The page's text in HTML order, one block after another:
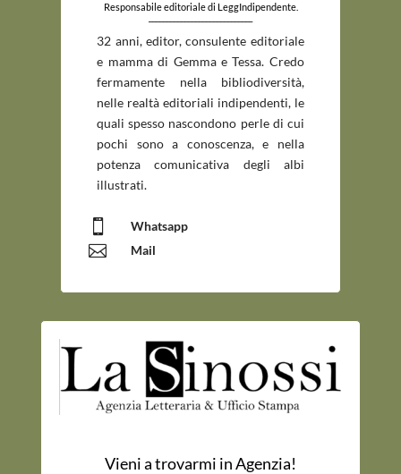
Responsabile editoriale di LeggIndipendente.
32 anni, editor, consulente editoriale
e mamma di Gemma e Tessa. Credo
fermamente nella bibliodiversità,
nelle realtà editoriali indipendenti, le
quali spesso nascondono perle di cui
pochi sono a conoscenza, e nella
potenza comunicativa degli albi
illustrati.
 Whatsapp
 Mail
Vieni a trovarmi in Agenzia!